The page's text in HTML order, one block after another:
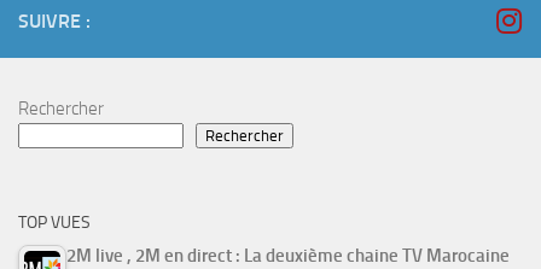
SUIVRE :
Rechercher
Rechercher
TOP VUES
2M live , 2M en direct : La deuxième chaine TV Marocaine